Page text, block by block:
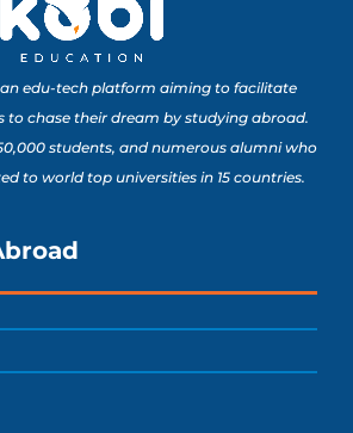
Portofolio Anak SMA
Buat Study Abroad Yang
8 Lomba Jurusan
Psikologi untuk
Buat Persiapan Study
Baca Sekarang!
edu-tech platform aiming to facilitate
to chase their dream by studying abroad.
students, and numerous alumni who
to world top universities in 15 countries.